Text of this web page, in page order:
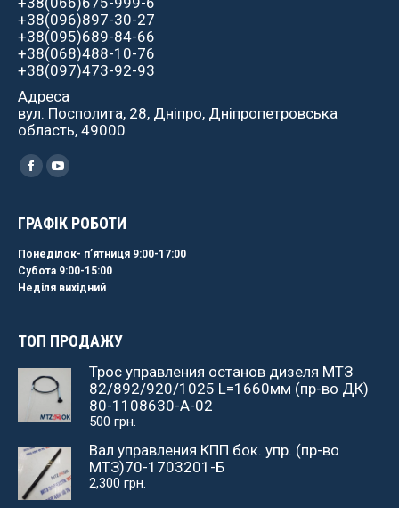
+38(096)897-30-27
+38(095)689-84-66
+38(068)488-10-76
+38(097)473-92-93
Адреса
вул. Посполита, 28, Дніпро, Дніпропетровська
область, 49000
Найдите нас:
Facebook
YouTube
ГРАФІК РОБОТИ
Понеділок- пʼятниця 9:00-17:00
Субота 9:00-15:00
Неділя вихідний
ТОП ПРОДАЖУ
Трос управления останов дизеля МТЗ
82/892/920/1025 L=1660мм (пр-во ДК)
80-1108630-А-02
500 грн.
Вал управления КПП бок. упр. (пр-во
МТЗ)70-1703201-Б
2,300 грн.